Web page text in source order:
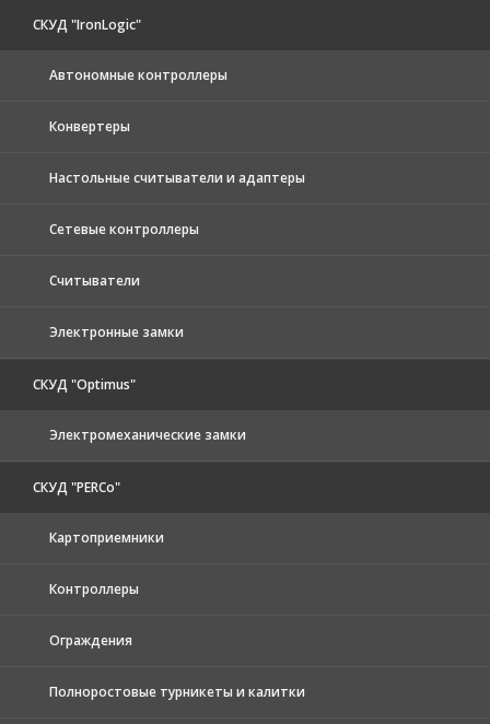
СКУД "IronLogic"
Автономные контроллеры
Конвертеры
Настольные считыватели и адаптеры
Сетевые контроллеры
Считыватели
Электронные замки
СКУД "Optimus"
Электромеханические замки
СКУД "PERCo"
Картоприемники
Контроллеры
Ограждения
Полноростовые турникеты и калитки